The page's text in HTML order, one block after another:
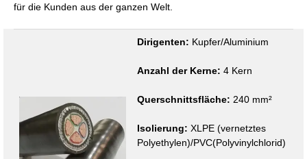
für die Kunden aus der ganzen Welt.
Dirigenten: Kupfer/Aluminium
Anzahl der Kerne: 4 Kern
Querschnittsfläche: 240 mm²
Isolierung: XLPE (vernetztes
Polyethylen)/PVC(Polyvinylchlorid)